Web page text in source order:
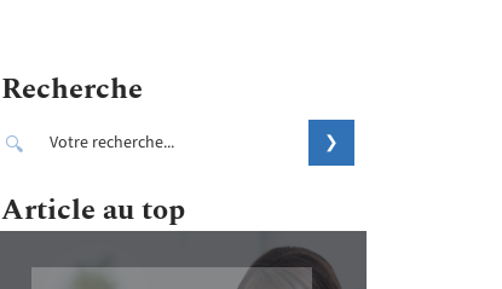
Recherche
Article au top